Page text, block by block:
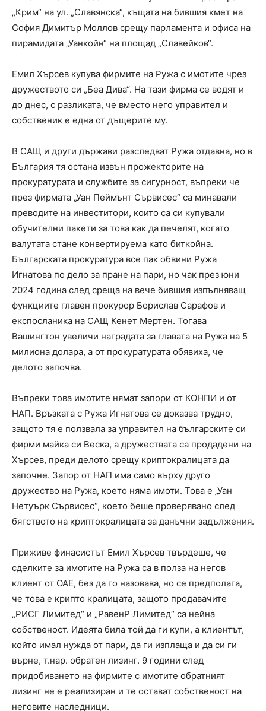
„Крим“ на ул. „Славянска“, къщата на бившия кмет на
София Димитър Моллов срещу парламента и офиса на
пирамидата „Уанкойн“ на площад „Славейков“.
Емил Хърсев купува фирмите на Ружа с имотите чрез
дружеството си „Беа Дива“. На тази фирма се водят и
до днес, с разликата, че вместо него управител и
собственик е една от дъщерите му.
В САЩ и други държави разследват Ружа отдавна, но в
България тя остана извън прожекторите на
прокуратурата и службите за сигурност, въпреки че
през фирмата „Уан Пеймънт Сървисес“ са минавали
преводите на инвеститори, които са си купували
обучителни пакети за това как да печелят, когато
валутата стане конвертируема като биткойна.
Българската прокуратура все пак обвини Ружа
Игнатова по дело за пране на пари, но чак през юни
2024 година след среща на вече бившия изпълняващ
функциите главен прокурор Борислав Сарафов и
експосланика на САЩ Кенет Мертен. Тогава
Вашингтон увеличи наградата за главата на Ружа на 5
милиона долара, а от прокуратурата обявиха, че
делото започва.
Въпреки това имотите нямат запори от КОНПИ и от
НАП. Връзката с Ружа Игнатова се доказва трудно,
защото тя е ползвала за управител на българските си
фирми майка си Веска, а дружествата са продадени на
Хърсев, преди делото срещу криптокралицата да
започне. Запор от НАП има само върху друго
дружество на Ружа, което няма имоти. Това е „Уан
Нетуърк Сървисес“, което беше проверявано след
бягството на криптокралицата за данъчни задължения.
Приживе финасистът Емил Хърсев твърдеше, че
сделките за имотите на Ружа са в полза на негов
клиент от ОАЕ, без да го назовава, но се предполага,
че това е крипто кралицата, защото продавачите
„РИСГ Лимитед“ и „РавенР Лимитед“ са нейна
собственост. Идеята била той да ги купи, а клиентът,
който имал нужда от пари, да ги изплаща и да си ги
върне, т.нар. обратен лизинг. 9 години след
придобиването на фирмите с имотите обратният
лизинг не е реализиран и те остават собственост на
неговите наследници.